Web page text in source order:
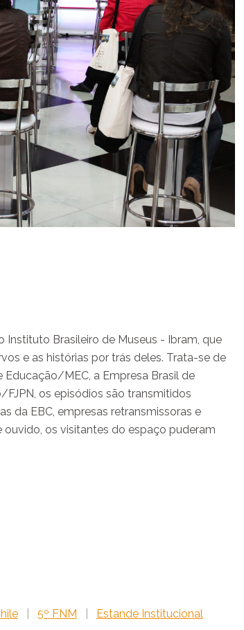
Instituto Brasileiro de Museus - Ibram, que
e as histórias por trás deles. Trata-se de
MEC, a Empresa Brasil de
os episódios são transmitidos
da EBC, empresas retransmissoras e
os visitantes do espaço puderam
5º FNM Estande Institucional